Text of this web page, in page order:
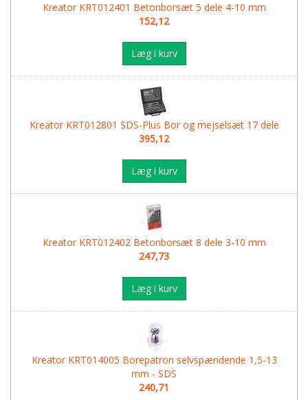
Kreator KRT012401 Betonborsæt 5 dele 4-10 mm
152,12
Læg i kurv
Kreator KRT012801 SDS-Plus Bor og mejselsæt 17 dele
395,12
Læg i kurv
Kreator KRT012402 Betonborsæt 8 dele 3-10 mm
247,73
Læg i kurv
Kreator KRT014005 Borepatron selvspændende 1,5-13
mm - SDS
240,71